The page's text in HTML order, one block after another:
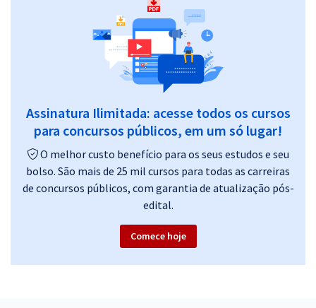
Assinatura Ilimitada: acesse todos os cursos
para concursos públicos, em um só lugar!
O melhor custo benefício para os seus estudos e seu
bolso. São mais de 25 mil cursos para todas as carreiras
de concursos públicos, com garantia de atualização pós-
edital.
Comece hoje